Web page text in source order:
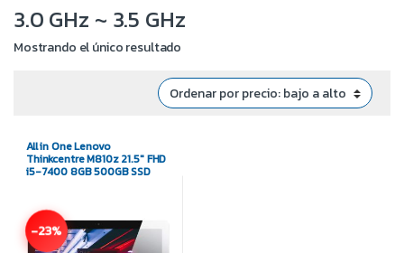
3.0 GHz ~ 3.5 GHz
Mostrando el único resultado
All in One Lenovo
Thinkcentre M810z 21.5″ FHD
i5-7400 8GB 500GB SSD
-23%